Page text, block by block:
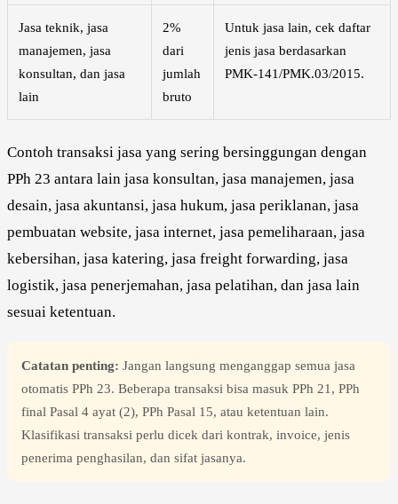
Jasa teknik, jasa
manajemen, jasa
konsultan, dan jasa
lain
2%
dari
jumlah
bruto
Untuk jasa lain, cek daftar
jenis jasa berdasarkan
PMK-141/PMK.03/2015.
Contoh transaksi jasa yang sering bersinggungan dengan
PPh 23 antara lain jasa konsultan, jasa manajemen, jasa
desain, jasa akuntansi, jasa hukum, jasa periklanan, jasa
pembuatan website, jasa internet, jasa pemeliharaan, jasa
kebersihan, jasa katering, jasa freight forwarding, jasa
logistik, jasa penerjemahan, jasa pelatihan, dan jasa lain
sesuai ketentuan.
Catatan penting: Jangan langsung menganggap semua jasa
otomatis PPh 23. Beberapa transaksi bisa masuk PPh 21, PPh
final Pasal 4 ayat (2), PPh Pasal 15, atau ketentuan lain.
Klasifikasi transaksi perlu dicek dari kontrak, invoice, jenis
penerima penghasilan, dan sifat jasanya.